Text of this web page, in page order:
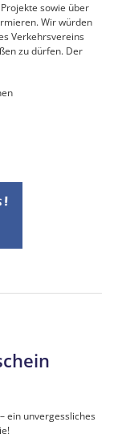
sowie über
Wir würden
Verkehrsvereins
zu dürfen. Der
ein unvergessliches